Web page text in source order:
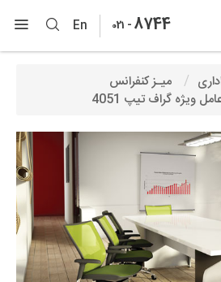
En 021 -8744
میـز کنفرانس
ویژه گراف تیپ 4051